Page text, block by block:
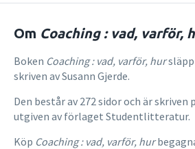
Om Coaching : vad, varför,
Boken Coaching : vad, varför, hur
skriven av Susann Gjerde.
Den består av 272 sidor och är skriven
utgiven av förlaget Studentlitteratur.
Köp Coaching : vad, varför, hur